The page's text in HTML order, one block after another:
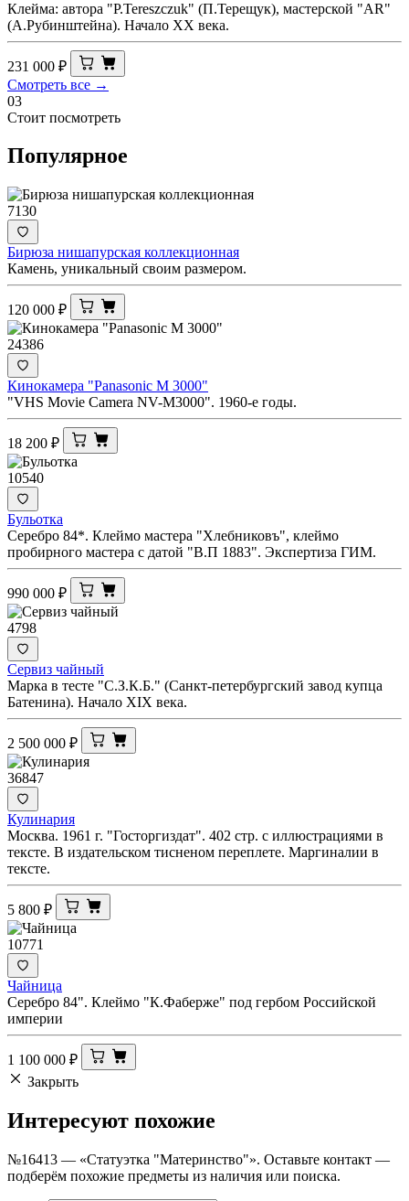
Клейма: автора "Р.Tereszczuk" (П.Терещук), мастерской "AR"
(А.Рубинштейна). Начало ХХ века.
231 000 ₽
Смотреть все →
03
Стоит посмотреть
Популярное
7130
Бирюза нишапурская коллекционная
Камень, уникальный своим размером.
120 000 ₽
24386
Кинокамера "Panasonic M 3000"
"VHS Movie Camera NV-M3000". 1960-е годы.
18 200 ₽
10540
Бульотка
Серебро 84*. Клеймо мастера "Хлебниковъ", клеймо
пробирного мастера с датой "В.П 1883". Экспертиза ГИМ.
990 000 ₽
4798
Сервиз чайный
Марка в тесте "С.З.К.Б." (Санкт-петербургский завод купца
Батенина). Начало XIX века.
2 500 000 ₽
36847
Кулинария
Москва. 1961 г. "Госторгиздат". 402 стр. с иллюстрациями в
тексте. В издательском тисненом переплете. Маргиналии в
тексте.
5 800 ₽
10771
Чайница
Серебро 84". Клеймо "К.Фаберже" под гербом Российской
империи
1 100 000 ₽
Закрыть
Интересуют похожие
№16413 — «Статуэтка "Материнство"». Оставьте контакт —
подберём похожие предметы из наличия или поиска.